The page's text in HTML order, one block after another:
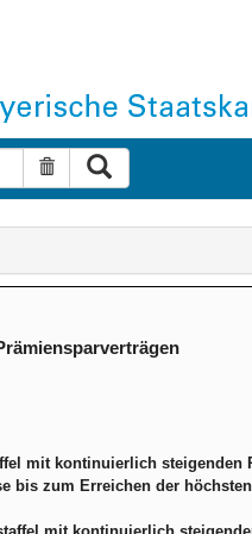
Suche zurücksetzen
mit kontinuierlich steigenden
bis zum Erreichen der